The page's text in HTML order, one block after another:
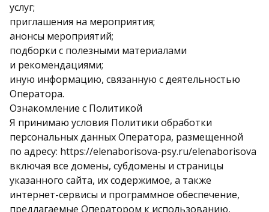
услуг;
приглашения на мероприятия;
анонсы мероприятий;
подборки с полезными материалами
и рекомендациями;
иную информацию, связанную с деятельностью
Оператора.
Ознакомление с Политикой
Я принимаю условия Политики обработки
персональных данных Оператора, размещенной
по адресу: https://elenaborisova-psy.ru/elenaborisova
включая все домены, субдомены и страницы
указанного сайта, их содержимое, а также
интернет-сервисы и программное обеспечение,
предлагаемые Оператором к использованию,